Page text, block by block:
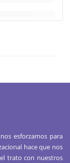
esforzamos para
hace que nos
trato con nuestros